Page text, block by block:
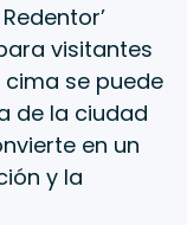
visitantes
se puede
de la ciudad
en un
y la